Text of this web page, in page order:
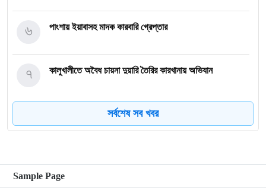
পাংশায় ইয়াবাসহ মাদক কারবারি গ্রেপ্তার
৬
কালুখালীতে অবৈধ চায়না দুয়ারি তৈরির কারখানায় অভিযান
৭
গোয়ালন্দের নবাগত ইউএনও সাইফুল হুদার যোগদান
৯
সর্বশেষ সব খবর
Sample Page